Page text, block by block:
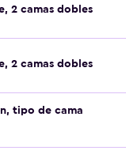
2 camas dobles
2 camas dobles
tipo de cama